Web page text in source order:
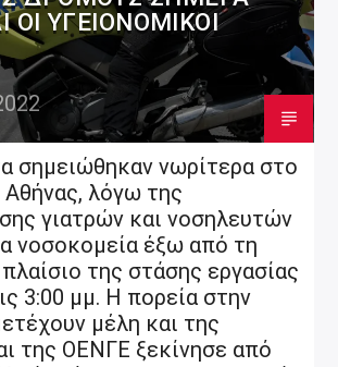
ΟΙ ΥΓΕΙΟΝΟΜΙΚΟΊ
σημειώθηκαν νωρίτερα στο
Αθήνας, λόγω της
γιατρών και νοσηλευτών
νοσοκομεία έξω από τη
της στάσης εργασίας
3:00 μμ. Η πορεία στην
μέλη και της
της ΟΕΝΓΕ ξεκίνησε από